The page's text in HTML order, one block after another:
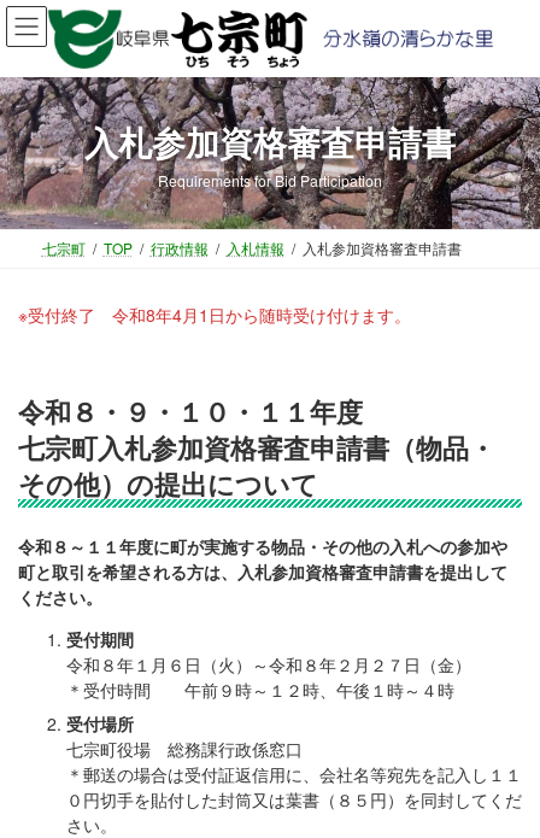
コ
ン
ン
ツ
へ
ス
キ
ッ
ナ
ビ
ー
シ
ョ
ン
に
移
入札参加資格審査申請書
Requirements for Bid Participation
七宗町 TOP 行政情報 入札情報 入札参加資格審査申請書
※受付終了 令和8年4月1日から随時受け付けます。
令和８・９・１０・１１年度
七宗町入札参加資格審査申請書（物品・
その他）の提出について
令和８～１１年度に町が実施する物品・その他の入札への参加や
町と取引を希望される方は、入札参加資格審査申請書を提出して
ください。
受付期間
令和８年１月６日（火）～令和８年２月２７日（金）
＊受付時間 午前９時～１２時、午後１時～４時
受付場所
七宗町役場 総務課行政係窓口
＊郵送の場合は受付証返信用に、会社名等宛先を記入し１１
０円切手を貼付した封筒又は葉書（８５円）を同封してくだ
さい。